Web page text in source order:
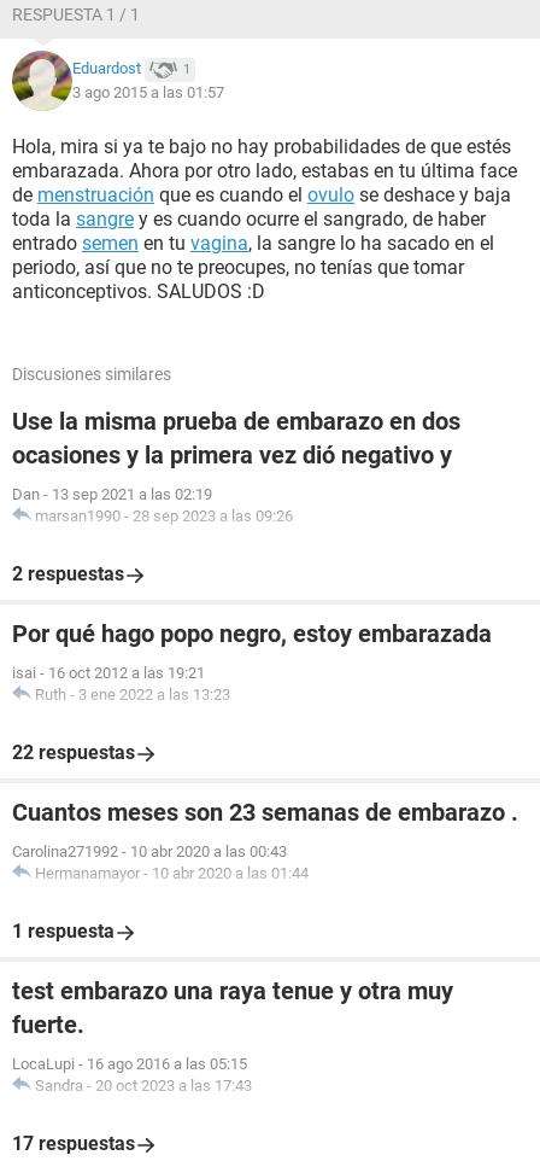
RESPUESTA 1 / 1
Eduardost 1
3 ago 2015 a las 01:57
Hola, mira si ya te bajo no hay probabilidades de que estés
embarazada. Ahora por otro lado, estabas en tu última face
de menstruación que es cuando el ovulo se deshace y baja
toda la sangre y es cuando ocurre el sangrado, de haber
entrado semen en tu vagina, la sangre lo ha sacado en el
periodo, así que no te preocupes, no tenías que tomar
anticonceptivos. SALUDOS :D
Discusiones similares
Use la misma prueba de embarazo en dos
ocasiones y la primera vez dió negativo y
Dan - 13 sep 2021 a las 02:19
marsan1990 - 28 sep 2023 a las 09:26
2 respuestas
Por qué hago popo negro, estoy embarazada
isai - 16 oct 2012 a las 19:21
Ruth - 3 ene 2022 a las 13:23
22 respuestas
Cuantos meses son 23 semanas de embarazo .
Carolina271992 - 10 abr 2020 a las 00:43
Hermanamayor - 10 abr 2020 a las 01:44
1 respuesta
test embarazo una raya tenue y otra muy
fuerte.
LocaLupi - 16 ago 2016 a las 05:15
Sandra - 20 oct 2023 a las 17:43
17 respuestas